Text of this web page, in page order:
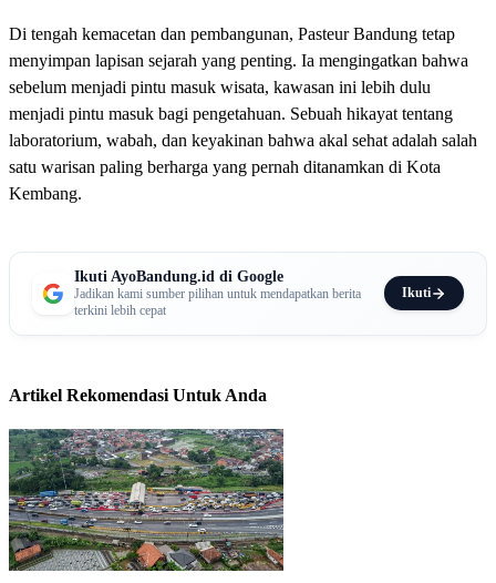
Di tengah kemacetan dan pembangunan, Pasteur Bandung tetap
menyimpan lapisan sejarah yang penting. Ia mengingatkan bahwa
sebelum menjadi pintu masuk wisata, kawasan ini lebih dulu
menjadi pintu masuk bagi pengetahuan. Sebuah hikayat tentang
laboratorium, wabah, dan keyakinan bahwa akal sehat adalah salah
satu warisan paling berharga yang pernah ditanamkan di Kota
Kembang.
Ikuti AyoBandung.id di Google
Jadikan kami sumber pilihan untuk mendapatkan berita
terkini lebih cepat
Ikuti
Artikel Rekomendasi Untuk Anda